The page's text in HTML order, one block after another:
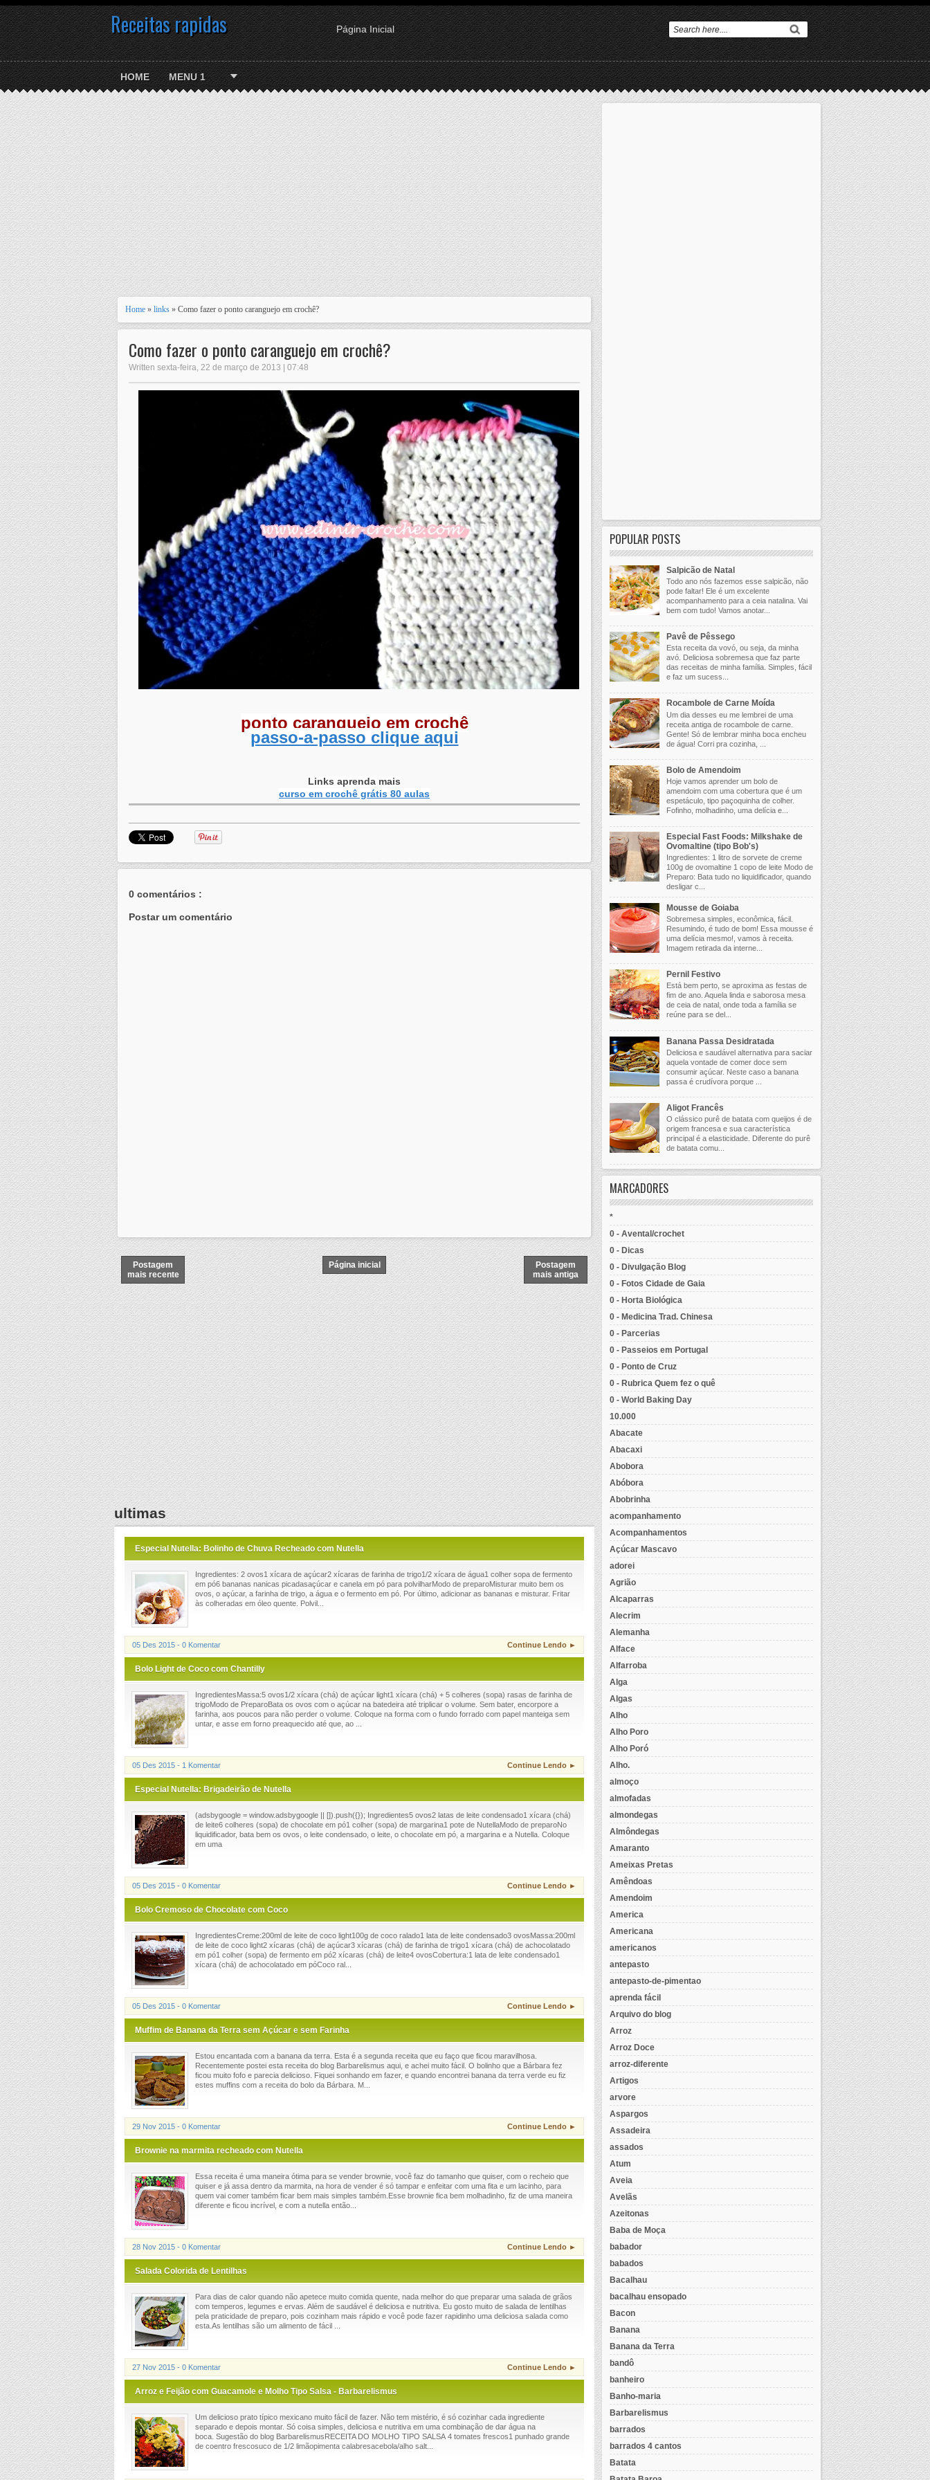
Receitas rapidas Página Inicial
HOME MENU 1
Home » links » Como fazer o ponto caranguejo em crochê?
Como fazer o ponto caranguejo em crochê?
Written sexta-feira, 22 de março de 2013 | 07:48
ponto caranguejo em crochê
passo-a-passo clique aqui
Links aprenda mais
curso em crochê grátis 80 aulas
0 comentários :
Postar um comentário
Postagem
mais recente
Postagem
mais antiga
Página inicial
ultimas
Especial Nutella: Bolinho de Chuva Recheado com Nutella
Ingredientes: 2 ovos1 xícara de açúcar2 xícaras de farinha de trigo1/2 xícara de água1 colher sopa de fermento
em pó6 bananas nanicas picadasaçúcar e canela em pó para polvilharModo de preparoMisturar muito bem os
ovos, o açúcar, a farinha de trigo, a água e o fermento em pó. Por último, adicionar as bananas e misturar. Fritar
às colheradas em óleo quente. Polvil...
05 Des 2015 - 0 Komentar Continue Lendo ►
Bolo Light de Coco com Chantilly
IngredientesMassa:5 ovos1/2 xícara (chá) de açúcar light1 xícara (chá) + 5 colheres (sopa) rasas de farinha de
trigoModo de PreparoBata os ovos com o açúcar na batedeira até triplicar o volume. Sem bater, encorpore a
farinha, aos poucos para não perder o volume. Coloque na forma com o fundo forrado com papel manteiga sem
untar, e asse em forno preaquecido até que, ao ...
05 Des 2015 - 1 Komentar Continue Lendo ►
Especial Nutella: Brigadeirão de Nutella
(adsbygoogle = window.adsbygoogle || []).push({}); Ingredientes5 ovos2 latas de leite condensado1 xícara (chá)
de leite6 colheres (sopa) de chocolate em pó1 colher (sopa) de margarina1 pote de NutellaModo de preparoNo
liquidificador, bata bem os ovos, o leite condensado, o leite, o chocolate em pó, a margarina e a Nutella. Coloque
em uma
05 Des 2015 - 0 Komentar Continue Lendo ►
Bolo Cremoso de Chocolate com Coco
IngredientesCreme:200ml de leite de coco light100g de coco ralado1 lata de leite condensado3 ovosMassa:200ml
de leite de coco light2 xícaras (chá) de açúcar3 xícaras (chá) de farinha de trigo1 xícara (chá) de achocolatado
em pó1 colher (sopa) de fermento em pó2 xícaras (chá) de leite4 ovosCobertura:1 lata de leite condensado1
xícara (chá) de achocolatado em póCoco ral...
05 Des 2015 - 0 Komentar Continue Lendo ►
Muffim de Banana da Terra sem Açúcar e sem Farinha
Estou encantada com a banana da terra. Esta é a segunda receita que eu faço que ficou maravilhosa.
Recentemente postei esta receita do blog Barbarelismus aqui, e achei muito fácil. O bolinho que a Bárbara fez
ficou muito fofo e parecia delicioso. Fiquei sonhando em fazer, e quando encontrei banana da terra verde eu fiz
estes muffins com a receita do bolo da Bárbara. M...
29 Nov 2015 - 0 Komentar Continue Lendo ►
Brownie na marmita recheado com Nutella
Essa receita é uma maneira ótima para se vender brownie, você faz do tamanho que quiser, com o recheio que
quiser e já assa dentro da marmita, na hora de vender é só tampar e enfeitar com uma fita e um lacinho, para
quem vai comer também ficar bem mais simples também.Esse brownie fica bem molhadinho, fiz de uma maneira
diferente e ficou incrível, e com a nutella então...
28 Nov 2015 - 0 Komentar Continue Lendo ►
Salada Colorida de Lentilhas
Para dias de calor quando não apetece muito comida quente, nada melhor do que preparar uma salada de grãos
com temperos, legumes e ervas. Além de saudável é deliciosa e nutritiva. Eu gosto muito de salada de lentilhas
pela praticidade de preparo, pois cozinham mais rápido e você pode fazer rapidinho uma deliciosa salada como
esta.As lentilhas são um alimento de fácil ...
27 Nov 2015 - 0 Komentar Continue Lendo ►
Arroz e Feijão com Guacamole e Molho Tipo Salsa - Barbarelismus
Um delicioso prato típico mexicano muito fácil de fazer. Não tem mistério, é só cozinhar cada ingrediente
separado e depois montar. Só coisa simples, deliciosa e nutritiva em uma combinação de dar água na
boca. Sugestão do blog BarbarelismusRECEITA DO MOLHO TIPO SALSA 4 tomates frescos1 punhado grande
de coentro frescosuco de 1/2 limãopimenta calabresacebola/alho salt...
POPULAR POSTS
Salpicão de Natal
Todo ano nós fazemos esse salpicão, não
pode faltar! Ele é um excelente
acompanhamento para a ceia natalina. Vai
bem com tudo! Vamos anotar...
Pavê de Pêssego
Esta receita da vovó, ou seja, da minha
avó. Deliciosa sobremesa que faz parte
das receitas de minha família. Simples, fácil
e faz um sucess...
Rocambole de Carne Moída
Um dia desses eu me lembrei de uma
receita antiga de rocambole de carne.
Gente! Só de lembrar minha boca encheu
de água! Corri pra cozinha, ...
Bolo de Amendoim
Hoje vamos aprender um bolo de
amendoim com uma cobertura que é um
espetáculo, tipo paçoquinha de colher.
Fofinho, molhadinho, uma delícia e...
Especial Fast Foods: Milkshake de
Ovomaltine (tipo Bob's)
Ingredientes: 1 litro de sorvete de creme
100g de ovomaltine 1 copo de leite Modo de
Preparo: Bata tudo no liquidificador, quando
desligar c...
Mousse de Goiaba
Sobremesa simples, econômica, fácil.
Resumindo, é tudo de bom! Essa mousse é
uma delícia mesmo!, vamos à receita.
Imagem retirada da interne...
Pernil Festivo
Está bem perto, se aproxima as festas de
fim de ano. Aquela linda e saborosa mesa
de ceia de natal, onde toda a família se
reúne para se del...
Banana Passa Desidratada
Deliciosa e saudável alternativa para saciar
aquela vontade de comer doce sem
consumir açúcar. Neste caso a banana
passa é crudívora porque ...
Aligot Francês
O clássico purê de batata com queijos é de
origem francesa e sua característica
principal é a elasticidade. Diferente do purê
de batata comu...
MARCADORES
*
0 - Avental/crochet
0 - Dicas
0 - Divulgação Blog
0 - Fotos Cidade de Gaia
0 - Horta Biológica
0 - Medicina Trad. Chinesa
0 - Parcerias
0 - Passeios em Portugal
0 - Ponto de Cruz
0 - Rubrica Quem fez o quê
0 - World Baking Day
10.000
Abacate
Abacaxi
Abobora
Abóbora
Abobrinha
acompanhamento
Acompanhamentos
Açúcar Mascavo
adorei
Agrião
Alcaparras
Alecrim
Alemanha
Alface
Alfarroba
Alga
Algas
Alho
Alho Poro
Alho Poró
Alho.
almoço
almofadas
almondegas
Almôndegas
Amaranto
Ameixas Pretas
Amêndoas
Amendoim
America
Americana
americanos
antepasto
antepasto-de-pimentao
aprenda fácil
Arquivo do blog
Arroz
Arroz Doce
arroz-diferente
Artigos
arvore
Aspargos
Assadeira
assados
Atum
Aveia
Avelãs
Azeitonas
Baba de Moça
babador
babados
Bacalhau
bacalhau ensopado
Bacon
Banana
Banana da Terra
bandô
banheiro
Banho-maria
Barbarelismus
barrados
barrados 4 cantos
Batata